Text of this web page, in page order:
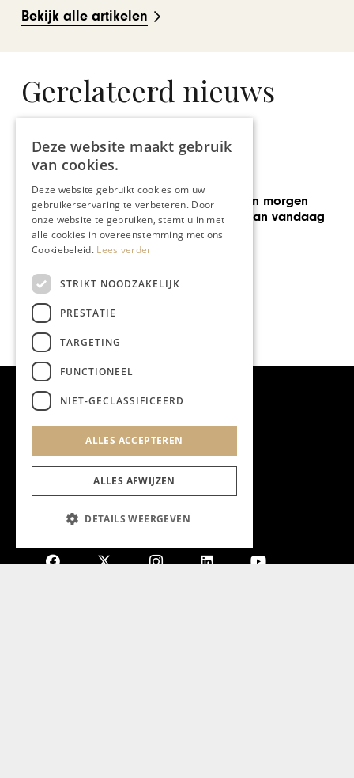
Bekijk alle artikelen
Gerelateerd nieuws
Een kijkje bij Landau
Deze website maakt gebruik
van cookies.
Deze website gebruikt cookies om uw
gebruikerservaring te verbeteren. Door
onze website te gebruiken, stemt u in met
alle cookies in overeenstemming met ons
Cookiebeleid. Lees verder
STRIKT NOODZAKELIJK
PRESTATIE
TARGETING
FUNCTIONEEL
NIET-GECLASSIFICEERD
ALLES ACCEPTEREN
ALLES AFWIJZEN
DETAILS WEERGEVEN